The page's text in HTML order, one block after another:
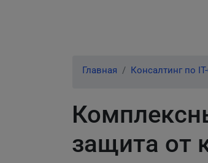
Главная Консалтинг по
защита от